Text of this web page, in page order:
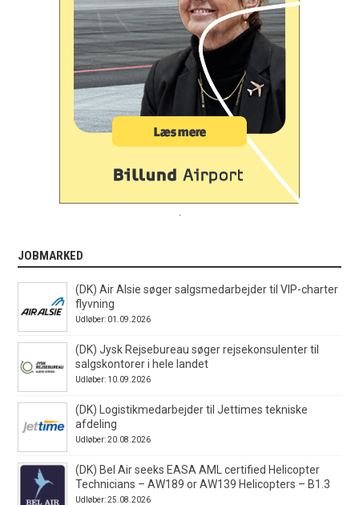
JOBMARKED
(DK) Air Alsie søger salgsmedarbejder til VIP-charter
flyvning
Udløber: 01.09.2026
(DK) Jysk Rejsebureau søger rejsekonsulenter til
salgskontorer i hele landet
Udløber: 10.09.2026
(DK) Logistikmedarbejder til Jettimes tekniske
afdeling
Udløber: 20.08.2026
(DK) Bel Air seeks EASA AML certified Helicopter
Technicians – AW189 or AW139 Helicopters – B1.3
Udløber: 25.08.2026